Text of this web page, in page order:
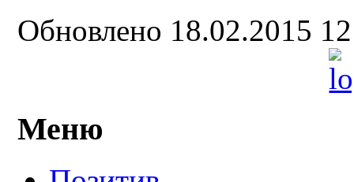
Обновлено 18.02.2015
Меню